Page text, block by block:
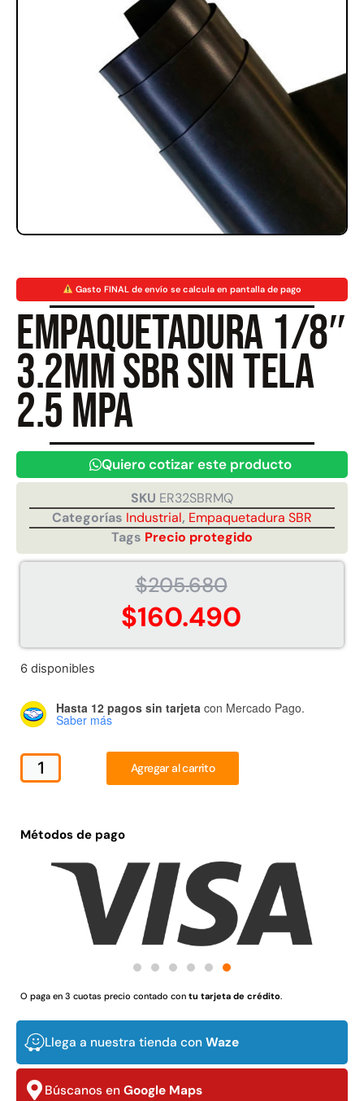
Gasto FINAL de envío se calcula en pantalla de pago
Empaquetadura 1/8″
3.2mm SBR sin tela
2.5 MPA
Quiero cotizar este producto
SKU ER32SBRMQ
Categorías Industrial, Empaquetadura SBR
Tags Precio protegido
$205.680
$160.490
6 disponibles
Hasta 12 pagos sin tarjeta con Mercado Pago.
Saber más
Agregar al carrito
Métodos de pago
O paga en 3 cuotas precio contado con tu tarjeta de crédito.
Llega a nuestra tienda con Waze
Búscanos en Google Maps
Rampa Móvil Hidráulica
carga 10ton
Juego Modular 35
QplayGround
5.926.486
Juego Modular 40
$4.859.984 $9.558.557
$4.790.000
Agregar al carrito
4.507.990 4.415.700
37%
Juego Modular 03
QplayGround
$5.987.128
Importado USA: Crown